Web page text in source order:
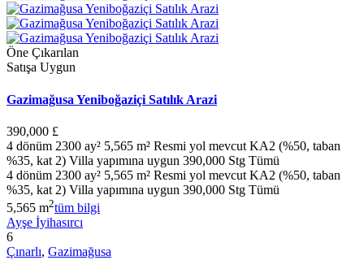
Öne Çıkarılan
Satışa Uygun
Gazimağusa Yeniboğaziçi Satılık Arazi
390,000 £
4 dönüm 2300 ay² 5,565 m² Resmi yol mevcut KA2 (%50, taban
%35, kat 2) Villa yapımına uygun 390,000 Stg Tümü
4 dönüm 2300 ay² 5,565 m² Resmi yol mevcut KA2 (%50, taban
%35, kat 2) Villa yapımına uygun 390,000 Stg Tümü
5,565 m2tüm bilgi
Ayşe İyihasırcı
6
Çınarlı, Gazimağusa